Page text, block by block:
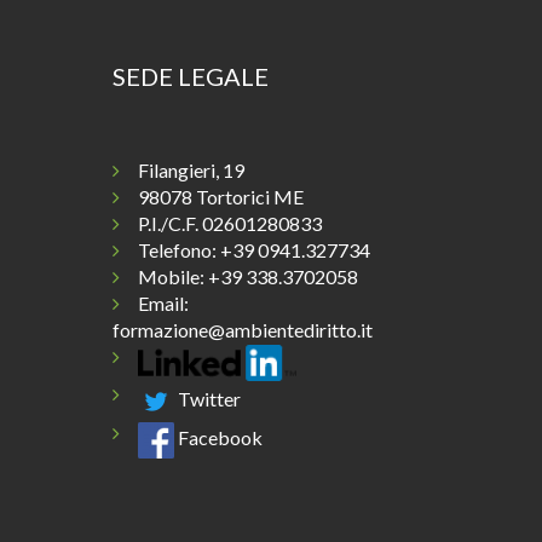
SEDE LEGALE
Filangieri, 19
98078 Tortorici ME
P.I./C.F. 02601280833
Telefono: +39 0941.327734
Mobile: +39 338.3702058
Email:
formazione@ambientediritto.it
Twitter
Facebook